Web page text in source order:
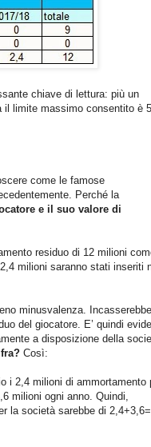
chiave di lettura: più un
il limite massimo consentito è 5
come le famose
Perché la
e il suo valore di
residuo di 12 milioni
milioni saranno stati inseriti
minusvalenza.
del giocatore. E’ quindi
a disposizione della
Così:
i 2,4 milioni di ammortamento
milioni ogni anno. Quindi,
la società sarebbe di